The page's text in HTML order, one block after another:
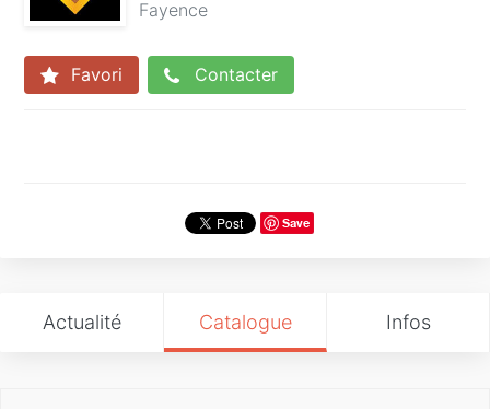
Fayence
Favori Contacter
Save
Actualité Catalogue Infos